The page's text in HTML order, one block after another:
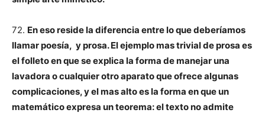
72. En eso reside la diferencia entre lo que deberíamos
llamar poesía, y prosa. El ejemplo mas trivial de prosa es
el folleto en que se explica la forma de manejar una
lavadora o cualquier otro aparato que ofrece algunas
complicaciones, y el mas alto es la forma en que un
matemático expresa un teorema: el texto no admite